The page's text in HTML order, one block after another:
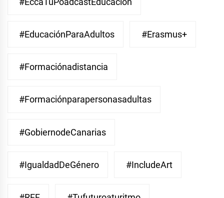
#EducaciónParaAdultos #Erasmus+
#Formaciónadistancia
#Formaciónparapersonasadultas
#GobiernodeCanarias
#IgualdadDeGénero #IncludeArt